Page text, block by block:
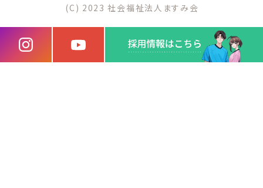
(C) 2023 社会福祉法人ますみ会